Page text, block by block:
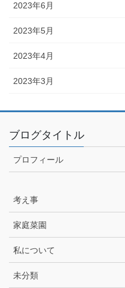
2023年6月
2023年5月
2023年4月
2023年3月
ブログタイトル
プロフィール
考え事
家庭菜園
私について
未分類